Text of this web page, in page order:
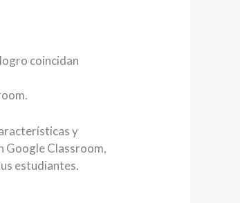
coincidan
y
Google Classroom,
estudiantes.